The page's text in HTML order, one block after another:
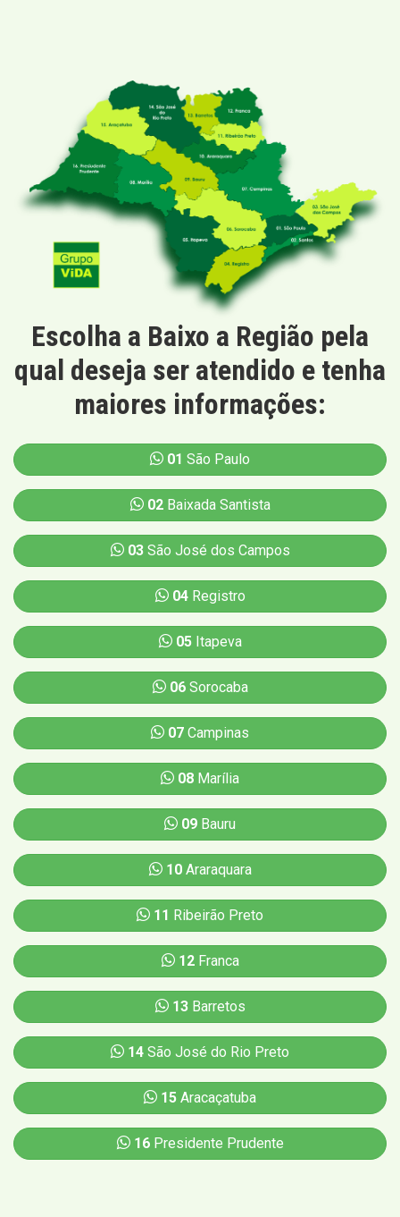
Escolha a Baixo a Região pela
qual deseja ser atendido e tenha
maiores informações:
01 São Paulo
02Baixada Santista
03São José dos Campos
04Registro
05Itapeva
06Sorocaba
07 Campinas
08 Marília
09 Bauru
10Araraquara
11 Ribeirão Preto
12Franca
13Barretos
14 São José do Rio Preto
15 Aracaçatuba
16Presidente Prudente